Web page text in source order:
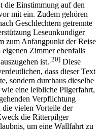
die Einstimmung auf den
mit ein. Zudem gehören
Geschlechtern getrennte
Leseunkundiger
zum Anfangpunkt der Reise
Zimmer ebenfalls
ist.[20] Diese
dass dieser Text
sondern durchaus dieselbe
eine leibliche Pilgerfahrt,
Verpflichtung
vielen Vorteile der
die Ritterpilger
um eine Wallfahrt zu